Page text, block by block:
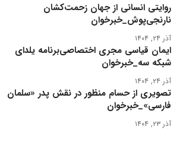
روایتی انسانی از جهان زحمت‌کشان
نارنجی‌پوش_خبرخوان
آذر ۲۴, ۱۴۰۴
ایمان قیاسی مجری اختصاصی‌برنامه یلدای
شبکه سه_خبرخوان
آذر ۲۴, ۱۴۰۴
تصویری از حسام منظور در نقش پدر «سلمان
فارسی»_خبرخوان
آذر ۲۳, ۱۴۰۴